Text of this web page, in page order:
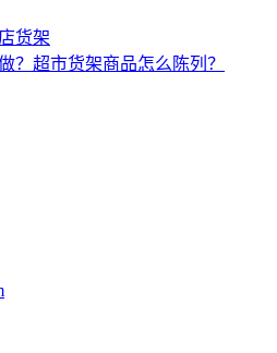
货架
？超市货架商品怎么陈列？